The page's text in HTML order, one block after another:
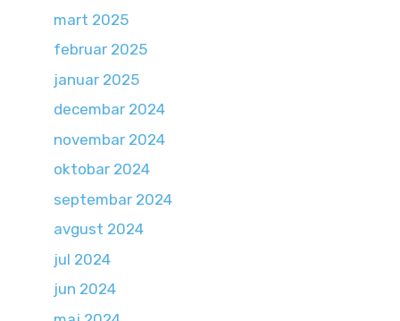
mart 2025
februar 2025
januar 2025
decembar 2024
novembar 2024
oktobar 2024
septembar 2024
avgust 2024
jul 2024
jun 2024